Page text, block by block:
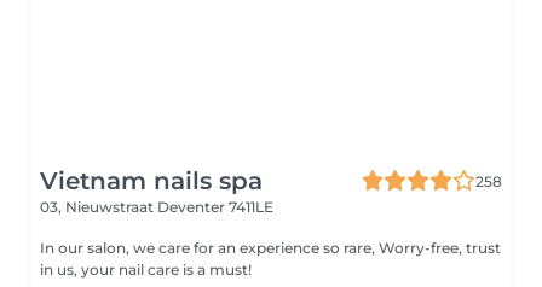
Vietnam nails spa
258
03, Nieuwstraat Deventer 7411LE
In our salon, we care for an experience so rare, Worry-free, trust
in us, your nail care is a must!